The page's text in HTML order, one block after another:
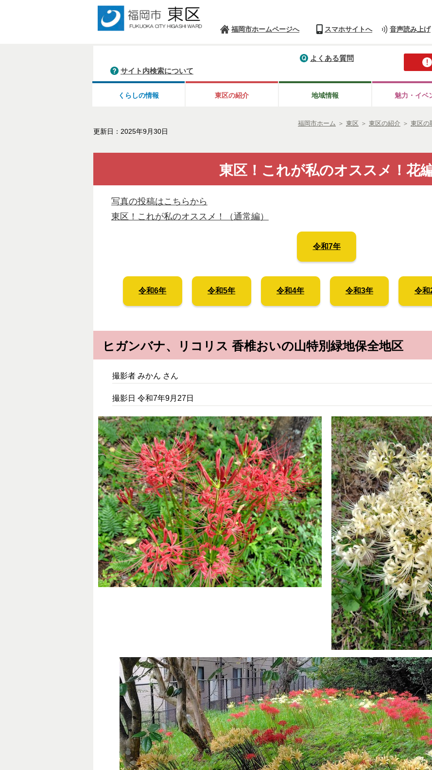
福岡市ホームページへ スマホサイトへ 音声読み上げ
よくある質問
サイト内検索について
くらしの情報 東区の紹介 地域情報 魅力・イベ
福岡市ホーム ＞ 東区 ＞ 東区の紹介 ＞ 東区の
更新日：2025年9月30日
東区！これが私のオススメ！花
写真の投稿はこちらから
東区！これが私のオススメ！（通常編）
令和7年
令和6年 令和5年 令和4年 令和3年 令和
ヒガンバナ、リコリス 香椎おいの山特別緑地保全地区
撮影者 みかん さん
撮影日 令和7年9月27日